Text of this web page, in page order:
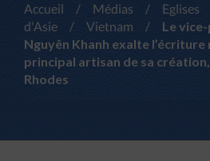
Accueil / Médias /
Eglises
d'Asie
/ Vietnam /
Le
Nguyên Khanh exalte
principal artisan de sa
Rhodes